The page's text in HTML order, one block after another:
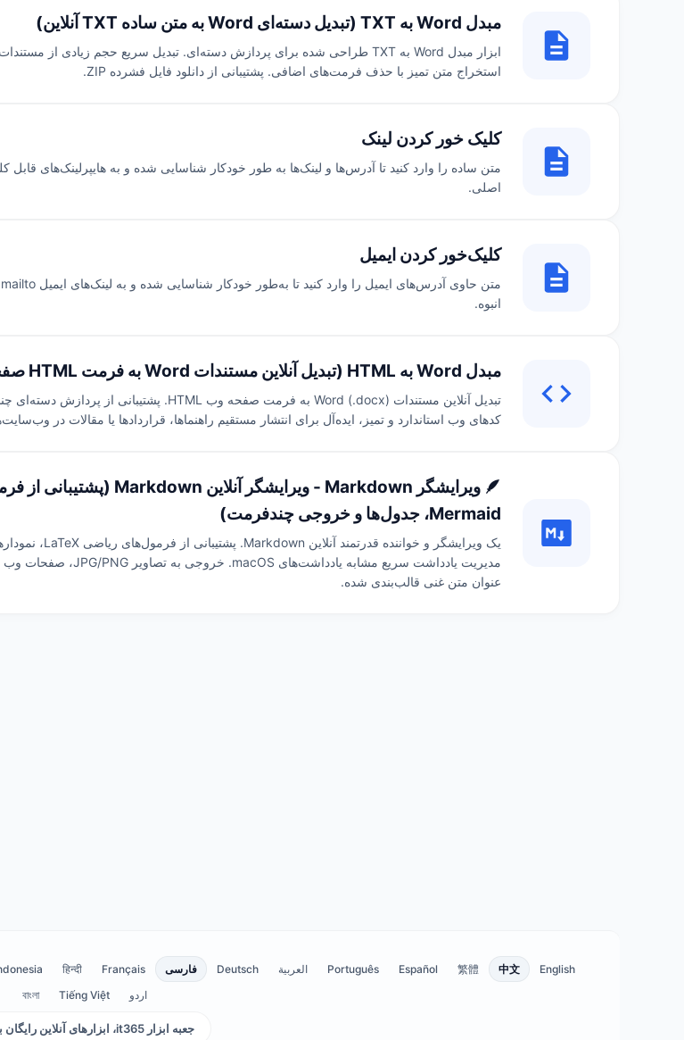
مبدل Word به TXT (تبدیل دسته‌ای Word به متن ساده TXT آنلاین)
استخراج متن تمیز با حذف فرمت‌های اضافی. پشتیبانی از دانلود فایل فشرده ZIP.
کلیک خور کردن لینک
متن ساده را وارد کنید تا آدرس‌ها و لینک‌ها به طور خودکار شناسایی شده و به هایپرلینک‌های
اصلی.
کلیک‌خور کردن ایمیل
انبوه.
مبدل Word به HTML (تبدیل آنلاین مستندات Word به فرمت HTML صفحه وب)
کدهای وب استاندارد و تمیز، ایده‌آل برای انتشار مستقیم راهنماها، قراردادها یا مقالات در
Mermaid، جدول‌ها و خروجی چندفرمت)
عنوان متن غنی قالب‌بندی شده.
English
中文
繁體
Español
Português العربية Deutsch فارسی Français
हिन्दी
اردو
Tiếng Việt
বাংলা
جعبه ابزار it365، ابزارهای آنلاین رایگان بیشتر